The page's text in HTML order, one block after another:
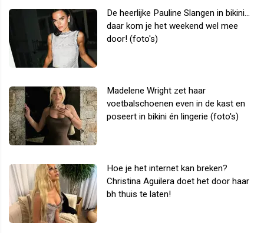
De heerlijke Pauline Slangen in bikini...
daar kom je het weekend wel mee
door! (foto's)
Madelene Wright zet haar
voetbalschoenen even in de kast en
poseert in bikini én lingerie (foto's)
Hoe je het internet kan breken?
Christina Aguilera doet het door haar
bh thuis te laten!